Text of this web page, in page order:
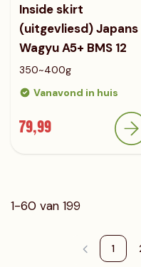
Inside skirt
(uitgevliesd) Japans
Wagyu A5+ BMS 12
350~400g
Vanavond in huis
79,99
1-60 van 199
Je
1